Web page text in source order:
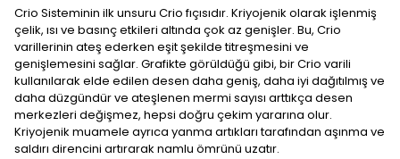
Crio Sisteminin ilk unsuru Crio fıçısıdır. Kriyojenik olarak işlenmiş
çelik, ısı ve basınç etkileri altında çok az genişler. Bu, Crio
varillerinin ateş ederken eşit şekilde titreşmesini ve
genişlemesini sağlar. Grafikte görüldüğü gibi, bir Crio varili
kullanılarak elde edilen desen daha geniş, daha iyi dağıtılmış ve
daha düzgündür ve ateşlenen mermi sayısı arttıkça desen
merkezleri değişmez, hepsi doğru çekim yararına olur.
Kriyojenik muamele ayrıca yanma artıkları tarafından aşınma ve
saldırı direncini artırarak namlu ömrünü uzatır.